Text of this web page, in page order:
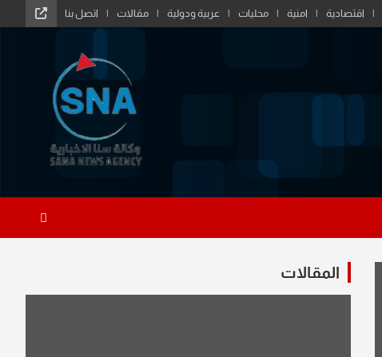
اقتصادية امنية محليات عربية ودولية مقالات اتصل بنا
المقالات